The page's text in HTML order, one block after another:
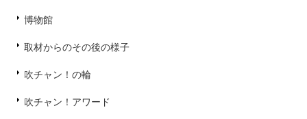
博物館
取材からのその後の様子
吹チャン！の輪
吹チャン！アワード